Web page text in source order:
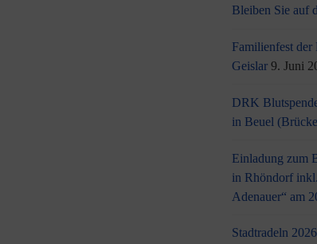
Bleiben Sie auf
Familienfest
Geislar 9. Juni
DRK
in Beuel
Einladung zum
in Rhöndorf
Adenauer“ am
Stadtradeln